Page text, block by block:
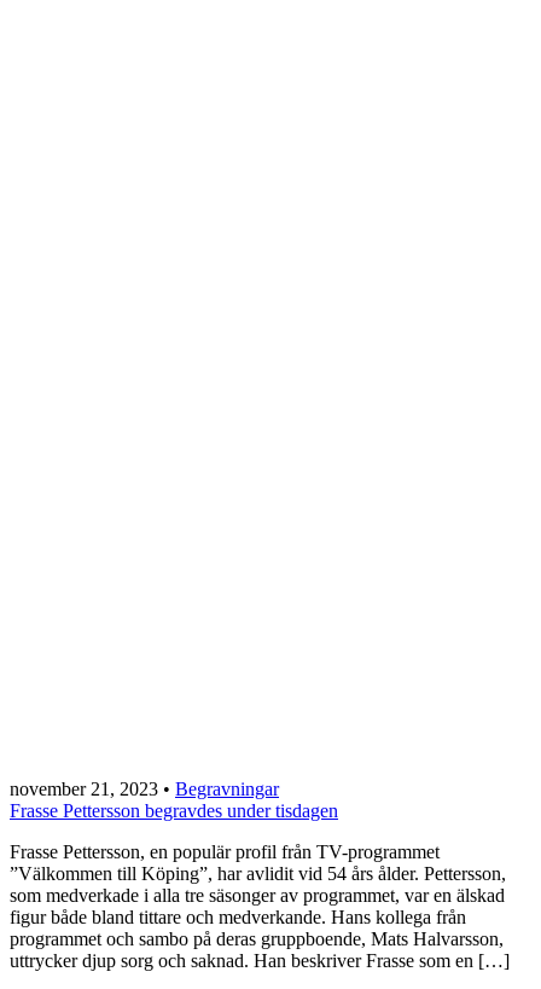
november 21, 2023 • Begravningar
Frasse Pettersson begravdes under tisdagen
Frasse Pettersson, en populär profil från TV-programmet
”Välkommen till Köping”, har avlidit vid 54 års ålder. Pettersson,
som medverkade i alla tre säsonger av programmet, var en älskad
figur både bland tittare och medverkande. Hans kollega från
programmet och sambo på deras gruppboende, Mats Halvarsson,
uttrycker djup sorg och saknad. Han beskriver Frasse som en […]